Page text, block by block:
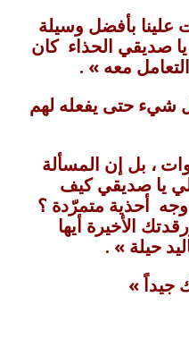
بأفضل وسيلة
صديقي الحذاء كان
معه » .
شيء حتى يفعله لهم
، بل إن المسألة
يا صديقي كيف
أحذية متمرّدة ؟
الأخيرة أيها
حيلة » .
جيداً »